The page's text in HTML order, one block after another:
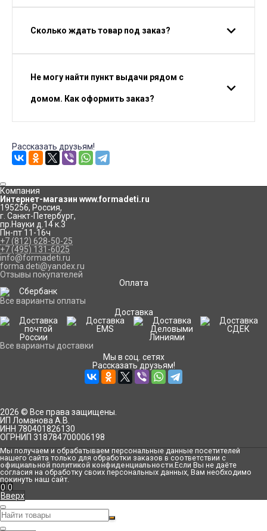
Сколько ждать товар под заказ?
Не могу найти пункт выдачи рядом с
домом. Как оформить заказ?
Рассказать друзьям!
Компания
Интернет-магазин www.formadeti.ru
195256, Россия,
г. Санкт-Петербург,
пр.Науки д.14 к.3
Пн-пт 11-16ч
+7 (812) 628-50-25
+7 (495) 131-6025
info@formadeti.ru
forma.deti@yandex.ru
Отзывы покупателей
Оплата
Все варианты оплаты
Доставка
Все варианты доставки
Мы в соц. сетях
Рассказать друзьям!
2026 © Все права защищены.
ИП Ломанова А.В.
ИНН 780401826130
ОГРНИП 318784700006198
Мы получаем и обрабатываем персональные данные посетителей
нашего сайта только для обработки заказов в соответствии с
официальной политикой конфиденциальности.Если Вы не даёте
согласия на обработку своих персональных данных, Вам необходимо
покинуть наш сайт.
0 0
Вверх